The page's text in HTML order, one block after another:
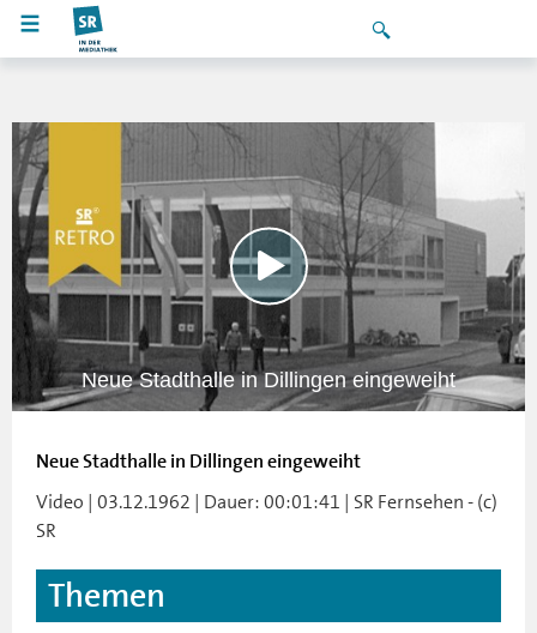
Neue Stadthalle in Dillingen eingeweiht
Neue Stadthalle in Dillingen eingeweiht
Video | 03.12.1962 | Dauer: 00:01:41 | SR Fernsehen - (c)
SR
Themen